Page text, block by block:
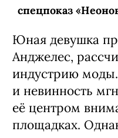
спецпоказ
Юная девушка
Анджелес,
индустрию моды.
и невинность
её центром
площадках.